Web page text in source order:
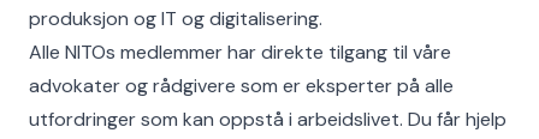
produksjon og IT og digitalisering.
Alle NITOs medlemmer har direkte tilgang til våre
advokater og rådgivere som er eksperter på alle
utfordringer som kan oppstå i arbeidslivet. Du får hjelp